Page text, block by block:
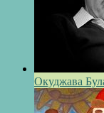
Окуджава